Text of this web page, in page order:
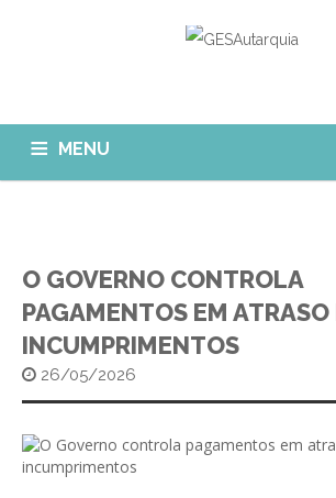
MENU
Quem Somos?
O que fazemos?
Formações
MÓDULOS
APP GESAutarquia
CLIENTES
FAQ
Configurar Email
Custo da Chamada
O GOVERNO CONTROLA
PAGAMENTOS EM
INCUMPRIMENTOS
26/05/2026